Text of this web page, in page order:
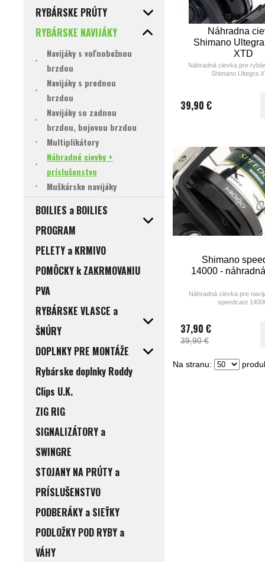
RYBÁRSKE PRÚTY
RYBÁRSKE NAVIJÁKY
Navijáky s voľnobežnou
brzdou
Navijáky s prednou
brzdou
Navijáky so zadnou
brzdou, bojovou brzdou
Multiplikátory
Náhradné cievky +
príslušenstvo
Muškárske navijáky
BOILIES a BOILIES
PROGRAM
PELETY a KRMIVO
POMÔCKY k ZAKRMOVANIU
PVA
RYBÁRSKE VLASCE a
ŠNÚRY
DOPLNKY PRE MONTÁŽE
Rybárske doplnky Roddy
Clips U.K.
ZIG RIG
SIGNALIZÁTORY a
SWINGRE
STOJANY NA PRÚTY a
PRÍSLUŠENSTVO
PODBERÁKY a SIEŤKY
PODLOŽKY POD RYBY a
VÁHY
Náhradna
Shimano
XTD
Náhradná cievka pre
Shimano Ultegra
39,90 €
Shimano
14000 -
Náhradná cievka pre
speedcast
37,90 €
39,90 €
Na stranu: